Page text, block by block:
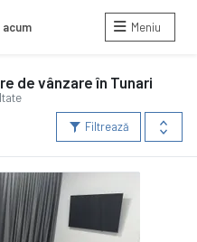
acum Meniu
de vânzare în Tunari
Filtrează